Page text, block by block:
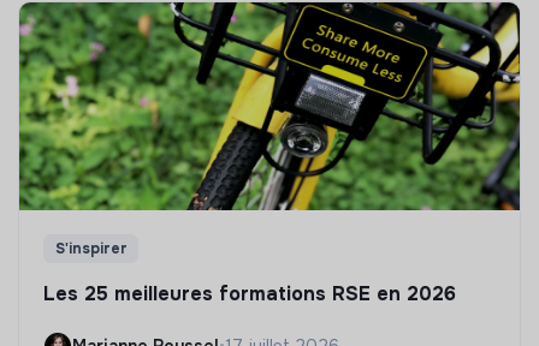
S'inspirer
Les 25 meilleures formations RSE en 2026